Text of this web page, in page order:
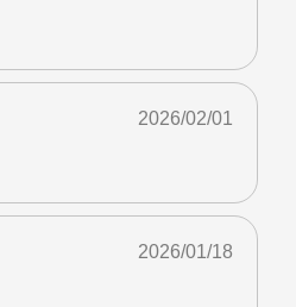
2026/02/01
2026/01/18